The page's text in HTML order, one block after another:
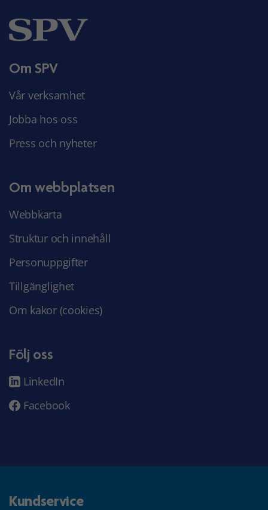
Om SPV
Vår verksamhet
Jobba hos oss
Press och nyheter
Om webbplatsen
Webbkarta
Struktur och innehåll
Personuppgifter
Tillgänglighet
Om kakor (cookies)
Följ oss
LinkedIn
Facebook
Kundservice